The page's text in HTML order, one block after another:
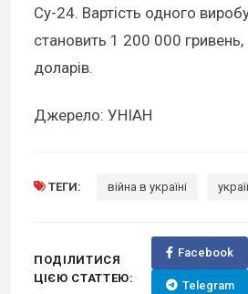
Су-24. Вартість одного
становить 1 200 000
доларів.
Джерело: УНІАН
ТЕГИ: війна в україні
ПОДІЛИТИСЯ
ЦІЄЮ СТАТТЕЮ:
Facebook
Telegram